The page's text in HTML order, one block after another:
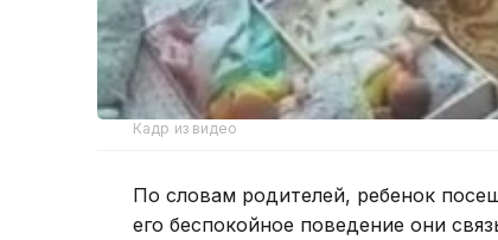
Кадр из видео
По словам родителей, ребенок
его беспокойное поведение они